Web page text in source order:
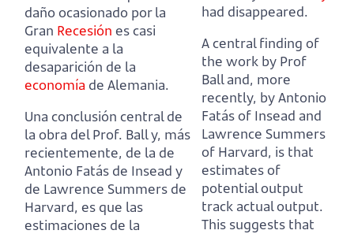
daño ocasionado por la
Gran Recesión es casi
equivalente a la
desaparición de la
economía de Alemania.
Una conclusión central de
la obra del Prof. Ball y, más
recientemente, de la de
Antonio Fatás de Insead y
de Lawrence Summers de
Harvard, es que las
estimaciones de la
had disappeared.
A central finding of
the work by Prof
Ball and, more
recently, by Antonio
Fatás of Insead and
Lawrence Summers
of Harvard, is that
estimates of
potential output
track actual output.
This suggests that